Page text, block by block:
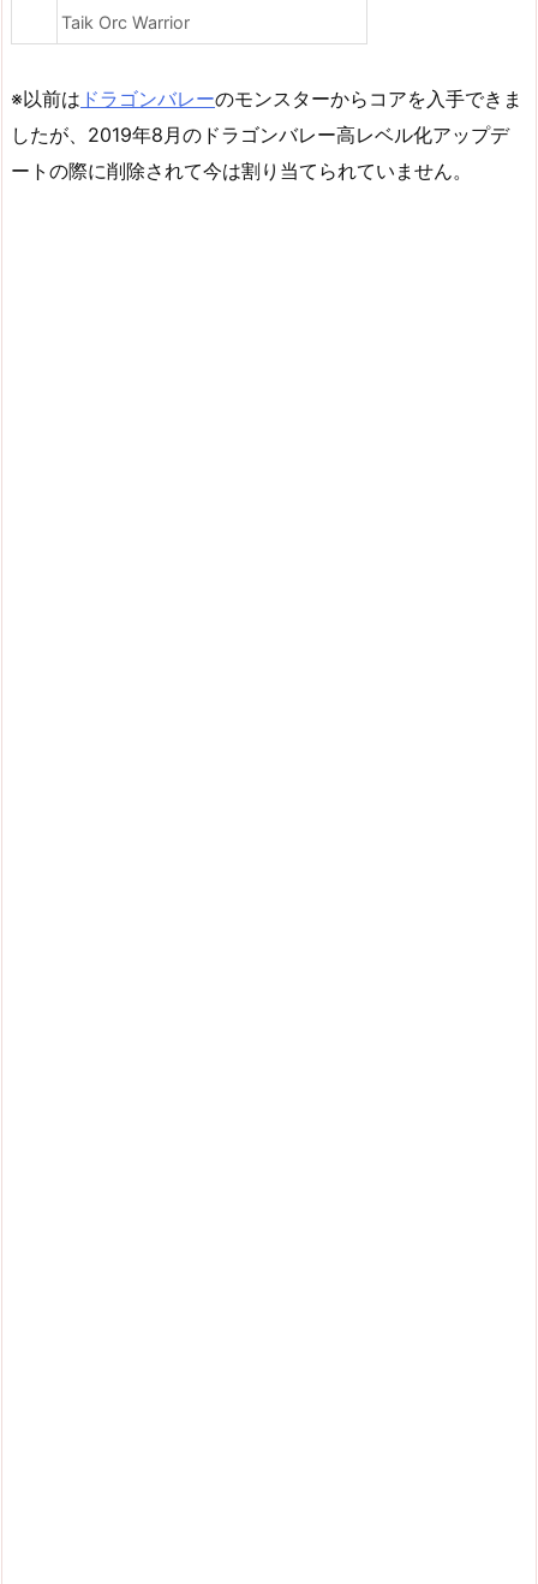
Taik Orc Warrior
※以前は ドラゴンバレーのモンスターからコアを入手できま
したが、2019年8月のドラゴンバレー高レベル化アップデ
ートの際に削除されて今は割り当てられていません。